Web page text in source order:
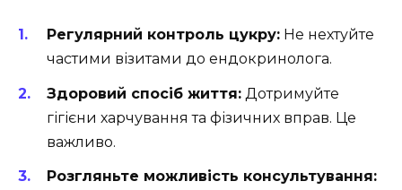
Регулярний контроль цукру: Не нехтуйте
частими візитами до ендокринолога.
Здоровий спосіб життя: Дотримуйте
гігієни харчування та фізичних вправ. Це
важливо.
Розгляньте можливість консультування: